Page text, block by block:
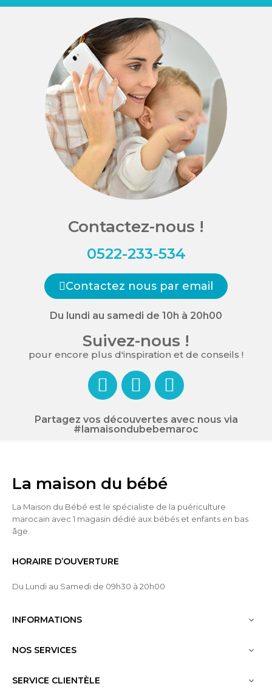
Contactez-nous !
0522-233-534
Contactez nous par email
Du lundi au samedi de 10h à 20h00
Suivez-nous !
pour encore plus d'inspiration et de conseils !
Partagez vos découvertes avec nous via
#lamaisondubebemaroc
La maison du bébé
La Maison du Bébé est le spécialiste de la puériculture
marocain avec 1 magasin dédié aux bébés et enfants en bas
âge.
HORAIRE D’OUVERTURE
Du Lundi au Samedi de 09h30 à 20h00
INFORMATIONS 
NOS SERVICES 
SERVICE CLIENTÈLE 